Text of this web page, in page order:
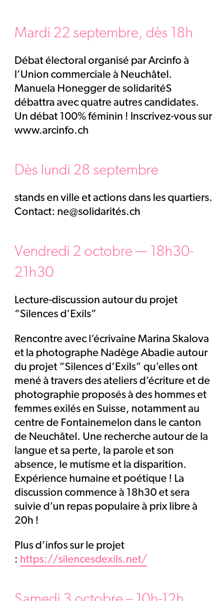
Mardi 22 septembre, dès 18h
Débat électoral organisé par Arcinfo à
l’Union commerciale à Neuchâtel.
Manuela Honegger de solidaritéS
débattra avec quatre autres candidates.
Un débat 100% féminin ! Inscrivez-vous sur
www.arcinfo.ch
Dès lundi 28 septembre
stands en ville et actions dans les quartiers.
Contact: ne@solidarités.ch
Vendredi 2 octobre — 18h30-
21h30
Lecture-discussion autour du projet
“Silences d’Exils”
Rencontre avec l’écrivaine Marina Skalova
et la photographe Nadège Abadie autour
du projet “Silences d’Exils” qu’elles ont
mené à travers des ateliers d’écriture et de
photographie proposés à des hommes et
femmes exilés en Suisse, notamment au
centre de Fontainemelon dans le canton
de Neuchâtel. Une recherche autour de la
langue et sa perte, la parole et son
absence, le mutisme et la disparition.
Expérience humaine et poétique ! La
discussion commence à 18h30 et sera
suivie d’un repas populaire à prix libre à
20h !
Plus d’infos sur le projet
: https://silencesdexils.net/